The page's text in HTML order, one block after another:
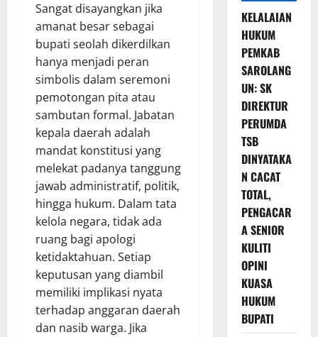
Sangat disayangkan jika
amanat besar sebagai
bupati seolah dikerdilkan
hanya menjadi peran
simbolis dalam seremoni
pemotongan pita atau
sambutan formal. Jabatan
kepala daerah adalah
mandat konstitusi yang
melekat padanya tanggung
jawab administratif, politik,
hingga hukum. Dalam tata
kelola negara, tidak ada
ruang bagi apologi
ketidaktahuan. Setiap
keputusan yang diambil
memiliki implikasi nyata
terhadap anggaran daerah
dan nasib warga. Jika
KELALAIAN
HUKUM
PEMKAB
SAROLANG
UN: SK
DIREKTUR
PERUMDA
TSB
DINYATAKA
N CACAT
TOTAL,
PENGACAR
A SENIOR
KULITI
OPINI
KUASA
HUKUM
BUPATI